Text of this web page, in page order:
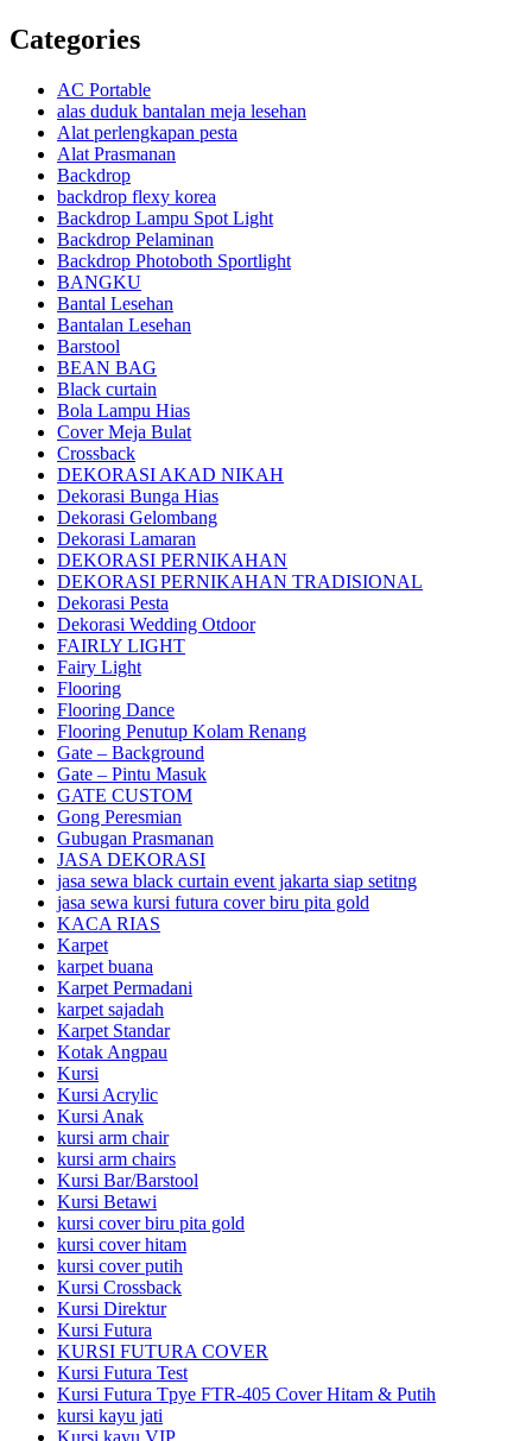
Categories
AC Portable
alas duduk bantalan meja lesehan
Alat perlengkapan pesta
Alat Prasmanan
Backdrop
backdrop flexy korea
Backdrop Lampu Spot Light
Backdrop Pelaminan
Backdrop Photoboth Sportlight
BANGKU
Bantal Lesehan
Bantalan Lesehan
Barstool
BEAN BAG
Black curtain
Bola Lampu Hias
Cover Meja Bulat
Crossback
DEKORASI AKAD NIKAH
Dekorasi Bunga Hias
Dekorasi Gelombang
Dekorasi Lamaran
DEKORASI PERNIKAHAN
DEKORASI PERNIKAHAN TRADISIONAL
Dekorasi Pesta
Dekorasi Wedding Otdoor
FAIRLY LIGHT
Fairy Light
Flooring
Flooring Dance
Flooring Penutup Kolam Renang
Gate – Background
Gate – Pintu Masuk
GATE CUSTOM
Gong Peresmian
Gubugan Prasmanan
JASA DEKORASI
jasa sewa black curtain event jakarta siap setitng
jasa sewa kursi futura cover biru pita gold
KACA RIAS
Karpet
karpet buana
Karpet Permadani
karpet sajadah
Karpet Standar
Kotak Angpau
Kursi
Kursi Acrylic
Kursi Anak
kursi arm chair
kursi arm chairs
Kursi Bar/Barstool
Kursi Betawi
kursi cover biru pita gold
kursi cover hitam
kursi cover putih
Kursi Crossback
Kursi Direktur
Kursi Futura
KURSI FUTURA COVER
Kursi Futura Test
Kursi Futura Tpye FTR-405 Cover Hitam & Putih
kursi kayu jati
Kursi kayu VIP